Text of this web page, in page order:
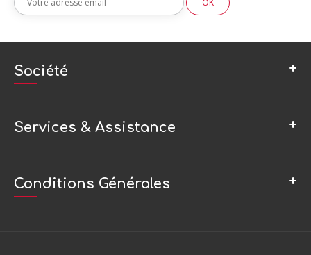
Société
Cadre juridique et conformité
Club des Partenaires
Nous contacter
Nous rejoindre
Services & Assistance
Gérer mon certificat
Glossaire de ChamberSign, Autorité de certification
Conditions Générales